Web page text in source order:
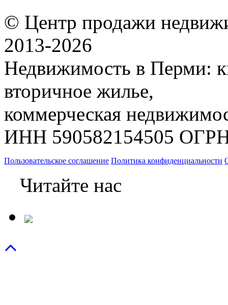
© Центр продажи
2013-2026
Недвижимость в Перми:
вторичное жилье,
коммерческая
ИНН 590582154505
Пользовательское соглашение Политика конфиденциальности
Читайте нас